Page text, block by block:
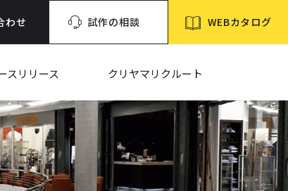
わせ 試作の相談 WEBカタログ
スリリース クリヤマリクルート